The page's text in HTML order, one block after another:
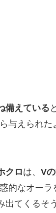
備えている
与えられ
クロは、 V
的なオー
てくるそ